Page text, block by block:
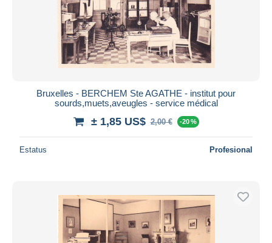
Bruxelles - BERCHEM Ste AGATHE - institut pour
sourds,muets,aveugles - service médical
± 1,85 US$ 2,00 € -20 %
Estatus Profesional